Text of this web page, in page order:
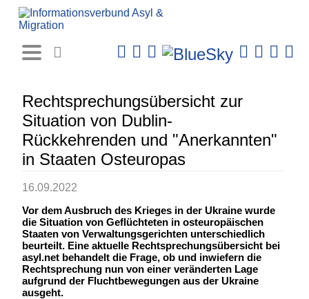
Rechtsprechungsübersicht zur
Situation von Dublin-
Rückkehrenden und "Anerkannten"
in Staaten Osteuropas
16.09.2022
Vor dem Ausbruch des Krieges in der Ukraine wurde
die Situation von Geflüchteten in osteuropäischen
Staaten von Verwaltungsgerichten unterschiedlich
beurteilt. Eine aktuelle Rechtsprechungsübersicht bei
asyl.net behandelt die Frage, ob und inwiefern die
Rechtsprechung nun von einer veränderten Lage
aufgrund der Fluchtbewegungen aus der Ukraine
ausgeht.